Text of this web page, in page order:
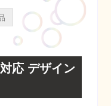
応 デザイン